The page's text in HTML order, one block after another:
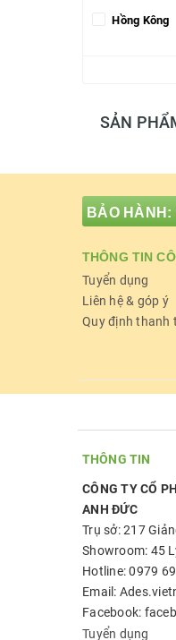
Hồng Kông
SẢN
BẢO HÀNH:
THÔNG TIN
Tuyển dụng
Liên hệ & góp ý
Quy định thanh
THÔNG TIN
CÔNG TY CỔ
ANH ĐỨC
Trụ sở: 217
Showroom: 45
Hotline: 0979
Email:
Facebook:
Tuyển dụng